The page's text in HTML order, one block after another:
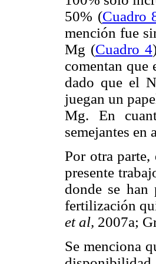
50% (Cuadro
mención fue
Mg (Cuadro 4
comentan que
dado que el
juegan un
Mg. En
semejantes
Por otra parte,
presente
donde se han
fertilización
et al, 2007a;
Se menciona